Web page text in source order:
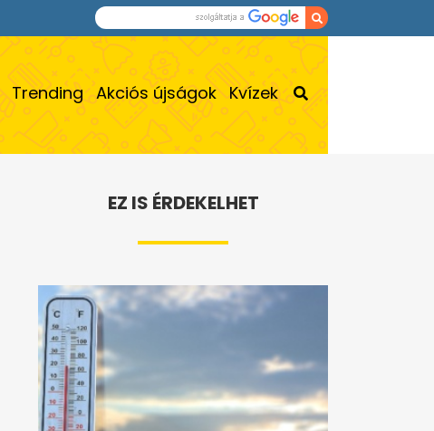
Trending Akciós újságok Kvízek
EZ IS ÉRDEKELHET